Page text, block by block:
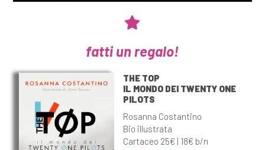
fatti un regalo!
THE TOP
IL MONDO DEI TWENTY ONE
PILOTS
Rosanna Costantino
Bio illustrata
Cartaceo 25€ | 18€ b/n